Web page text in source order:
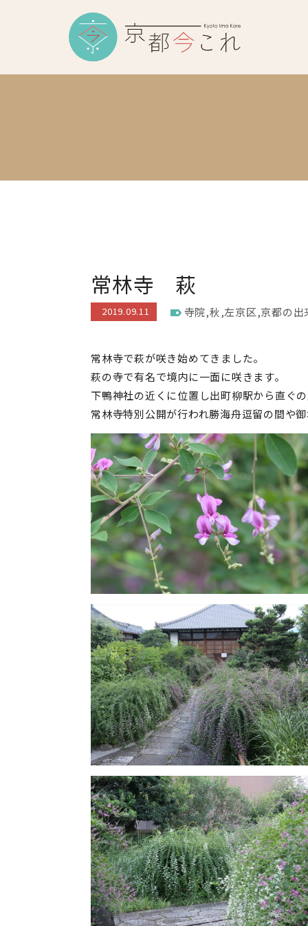
常林寺 萩
2019.09.11 寺院,秋,左京区,京都の出
常林寺で萩が咲き始めてきました。
萩の寺で有名で境内に一面に咲きます。
下鴨神社の近くに位置し出町柳駅から直ぐ
常林寺特別公開が行われ勝海舟逗留の間や